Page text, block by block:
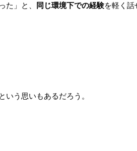
」と、 同じ環境下での経験を軽く話
う思いもあるだろう。